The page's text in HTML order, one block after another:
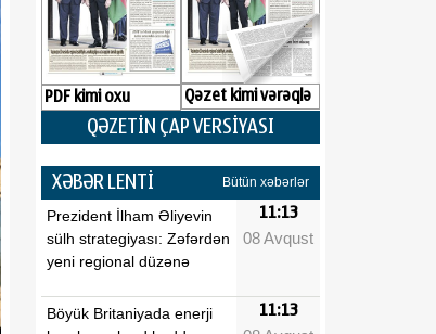
PDF kimi oxu Qəzet kimi vərəqlə
QƏZETİN ÇAP VERSİYASI
XƏBƏR LENTİ Bütün xəbərlər
Prezident İlham Əliyevin
sülh strategiyası: Zəfərdən
yeni regional düzənə
11:13
08 Avqust
Böyük Britaniyada enerji
11:13